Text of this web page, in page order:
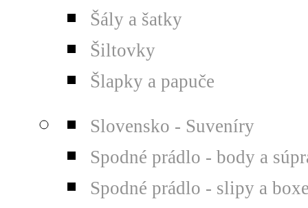
Šály a šatky
Šiltovky
Šlapky a papuče
Slovensko - Suveníry
Spodné prádlo - body a
Spodné prádlo - slipy a